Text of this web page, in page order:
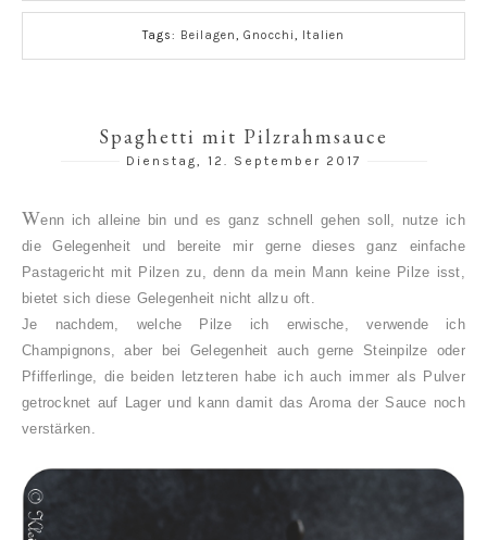
Tags: Beilagen, Gnocchi, Italien
Spaghetti mit Pilzrahmsauce
Dienstag, 12. September 2017
Wenn ich alleine bin und es ganz schnell gehen soll, nutze ich
die Gelegenheit und bereite mir gerne dieses ganz einfache
Pastagericht mit Pilzen zu, denn da mein Mann keine Pilze isst,
bietet sich diese Gelegenheit nicht allzu oft.
Je nachdem, welche Pilze ich erwische, verwende ich
Champignons, aber bei Gelegenheit auch gerne Steinpilze oder
Pfifferlinge, die beiden letzteren habe ich auch immer als Pulver
getrocknet auf Lager und kann damit das Aroma der Sauce noch
verstärken.